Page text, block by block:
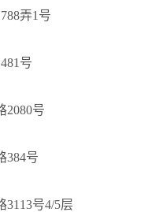
弄1号
号
2080号
384号
号4/5层